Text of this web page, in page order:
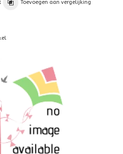
Toevoegen aan vergelijking